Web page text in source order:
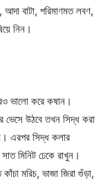
বাটা, পরিমাণমত লবণ,
নিন।
ভালো করে কষান।
ভেসে উঠবে তখন সিদ্ধ করা
এরপর সিদ্ধ কলার
মিনিট ঢেকে রাখুন।
মরিচ, ভাজা জিরা গুঁড়া,